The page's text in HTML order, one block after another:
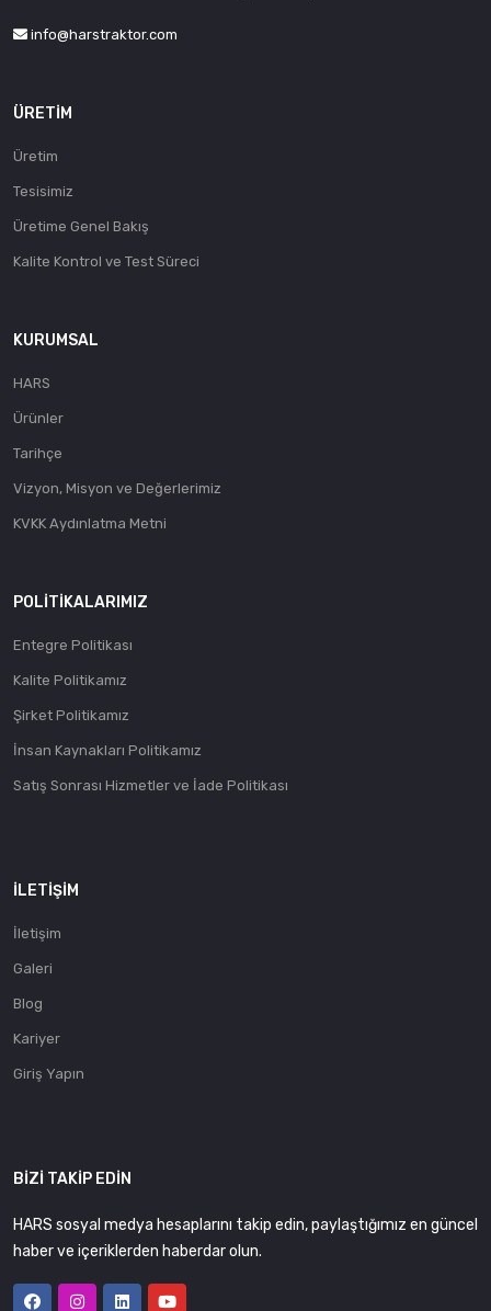
info@harstraktor.com
ÜRETIM
Üretim
Tesisimiz
Üretime Genel Bakış
Kalite Kontrol ve Test Süreci
KURUMSAL
HARS
Ürünler
Tarihçe
Vizyon, Misyon ve Değerlerimiz
KVKK Aydınlatma Metni
POLITIKALARIMIZ
Entegre Politikası
Kalite Politikamız
Şirket Politikamız
İnsan Kaynakları Politikamız
Satış Sonrası Hizmetler ve İade Politikası
İLETIŞIM
İletişim
Galeri
Blog
Kariyer
Giriş Yapın
BIZI TAKIP EDIN
HARS sosyal medya hesaplarını takip edin, paylaştığımız en güncel
haber ve içeriklerden haberdar olun.